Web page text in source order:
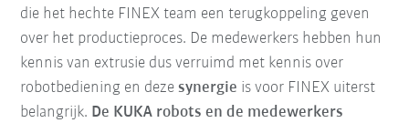
die het hechte FINEX team een terugkoppeling geven
over het productieproces. De medewerkers hebben hun
kennis van extrusie dus verruimd met kennis over
robotbediening en dezesynergie is voor FINEX uiterst
belangrijk. De KUKA robots en de medewerkers